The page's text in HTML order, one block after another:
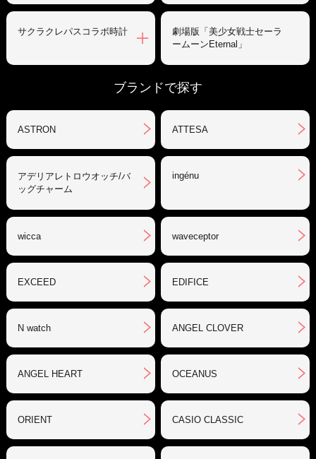
サクラクレパスコラボ時計
劇場版「美少女戦士セーラ
ームーンEternal」
ブランドで探す
ASTRON ATTESA
アデリアレトロウオッチ/バ
ッグチャーム
ingénu
wicca waveceptor
EXCEED EDIFICE
N watch ANGEL CLOVER
ANGEL HEART OCEANUS
ORIENT CASIO CLASSIC